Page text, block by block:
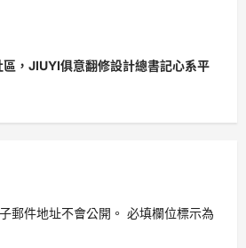
區，JIUYI俱意翻修設計總書記心系平
郵件地址不會公開。 必填欄位標示為